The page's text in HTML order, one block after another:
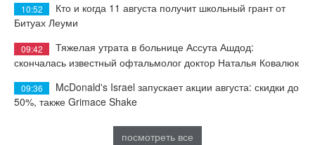
10:52
Кто и когда 11 августа получит школьный грант от
Битуах Леуми
09:42
Тяжелая утрата в больнице Ассута Ашдод:
скончалась известный офтальмолог доктор Наталья Ковалюк
09:36
McDonald's Israel запускает акции августа: скидки до
50%, также Grimace Shake
посмотреть все